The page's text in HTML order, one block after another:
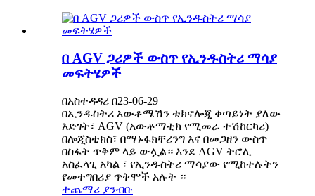
በ AGV ጋሪዎች ውስጥ የኢንዱስትሪ ማሳያ
መፍትሄዎች
በአስተዳዳሪ በ23-06-29
በኢንዱስትሪ አውቶሜሽን ቴክኖሎጂ ቀጣይነት ያለው
እድገት፣ AGV (አውቶማቲክ የሚመራ ተሽከርካሪ)
በሎጂስቲክስ፣ በማኑፋክቸሪንግ እና በመጋዘን ውስጥ
በስፋት ጥቅም ላይ ውሏል። እንደ AGV ትሮሊ
አስፈላጊ አካል ፣ የኢንዱስትሪ ማሳያው የሚከተሉትን
የመተግበሪያ ጥቅሞች አሉት ።
ተጨማሪ ያንብቡ